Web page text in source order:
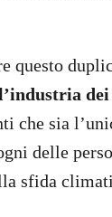
questo
che sia
delle
sfida